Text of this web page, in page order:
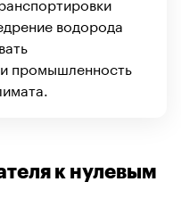
водорода
промышленность
к нулевым